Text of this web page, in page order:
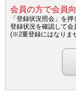
会員の方で会員
「登録状況照会」を押
登録状況を確認して会
(※2重登録にはなりま